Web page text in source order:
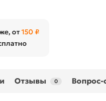
от150 ₽
Отзывы 0 Вопрос-